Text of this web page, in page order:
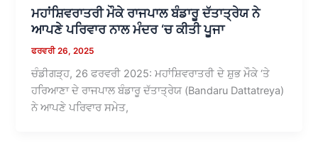
ਮਹਾਂਸ਼ਿਵਰਾਤਰੀ ਮੌਕੇ ਰਾਜਪਾਲ ਬੰਡਾਰੂ ਦੱਤਾਤ੍ਰੇਯ ਨੇ
ਆਪਣੇ ਪਰਿਵਾਰ ਨਾਲ ਮੰਦਰ ‘ਚ ਕੀਤੀ ਪੂਜਾ
ਫਰਵਰੀ 26, 2025
ਚੰਡੀਗੜ੍ਹ, 26 ਫਰਵਰੀ 2025: ਮਹਾਂਸ਼ਿਵਰਾਤਰੀ ਦੇ ਸ਼ੁਭ ਮੌਕੇ ‘ਤੇ
ਹਰਿਆਣਾ ਦੇ ਰਾਜਪਾਲ ਬੰਡਾਰੂ ਦੱਤਾਤ੍ਰੇਯ (Bandaru Dattatreya)
ਨੇ ਆਪਣੇ ਪਰਿਵਾਰ ਸਮੇਤ,